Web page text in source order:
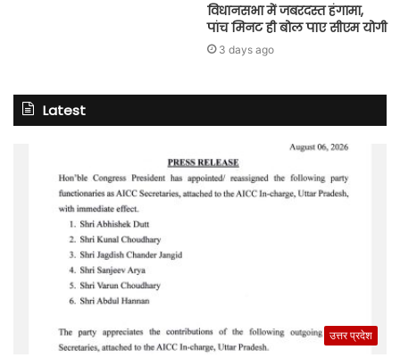
विधानसभा में जबरदस्त हंगामा,
पांच मिनट ही बोल पाए सीएम योगी
3 days ago
Latest
उत्तर प्रदेश